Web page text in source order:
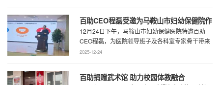
百助CEO程磊受邀为马鞍山市妇幼保健院作
专题演讲 共绘“超越医疗”发展新蓝图
12月24日下午，马鞍山市妇幼保健医院特邀百助
CEO程磊，为医院领导班子及各科室专家骨干带来
了一场题为《预见趋势，定义未来——为 ...
2025-12-24
百助捐赠武术馆 助力校园体教融合